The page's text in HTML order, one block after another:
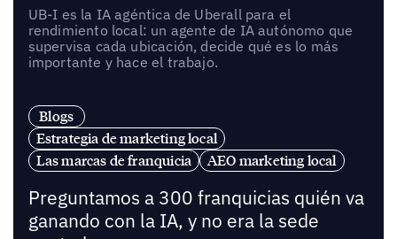
UB-I es la IA agéntica de Uberall para el
rendimiento local: un agente de IA autónomo que
supervisa cada ubicación, decide qué es lo más
importante y hace el trabajo.
Blogs
Estrategia de marketing local
Las marcas de franquicia
AEO marketing local
Preguntamos a 300 franquicias quién va
ganando con la IA, y no era la sede